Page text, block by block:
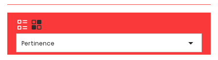
LUMINAIRES
INTERIEURS
LUMINAIRES
EXTERIEURS
Pertinence 